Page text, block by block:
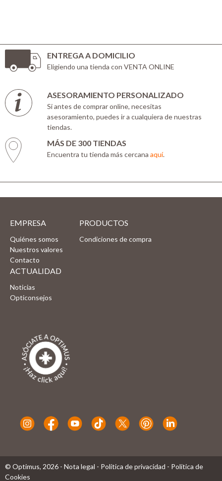
ENTREGA A DOMICILIO
Eligiendo una tienda con VENTA ONLINE
ASESORAMIENTO PERSONALIZADO
Si antes de comprar online, necesitas
asesoramiento, puedes ir a cualquiera de nuestras
tiendas.
MÁS DE 300 TIENDAS
Encuentra tu tienda más cercana aquí.
EMPRESA
Quiénes somos
Nuestros valores
Contacto
PRODUCTOS
Condiciones de compra
ACTUALIDAD
Noticias
Opticonsejos
© Optimus, 2026 - Nota legal - Política de privacidad - Política de
Cookies